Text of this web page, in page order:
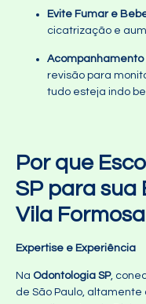
Evite Fumar e
cicatrização e
Acompanhamento
revisão para
tudo esteja indo
Por que
SP para sua
Vila
Expertise e Experiência
Na Odontologia SP,
de São Paulo,